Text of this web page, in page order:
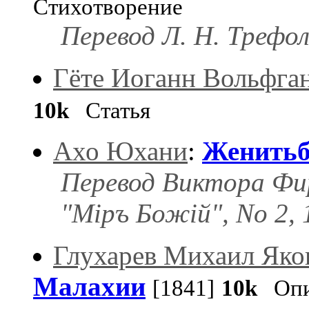
Стихотворение
Перевод Л. Н.
Гёте Иоганн
10kСтатья
Ахо Юхани:
Перевод Виктора
"Міръ Божій", No 2,
Глухарев Михаил
Малахии [1841] 10k